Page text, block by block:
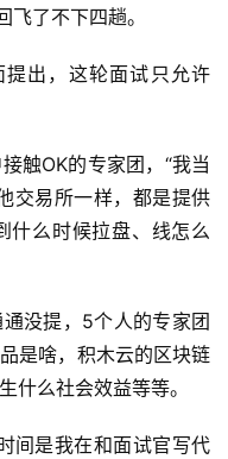
飞了不下四趟。
出，这轮面试只允许
触OK的专家团，“我当
交易所一样，都是提供
什么时候拉盘、线怎么
没提，5个人的专家团
是啥，积木云的区块链
什么社会效益等等。
间是我在和面试官写代